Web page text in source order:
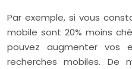
Par exemple, si vous
mobile sont 20% moins
pouvez augmenter vos
recherches mobiles. De